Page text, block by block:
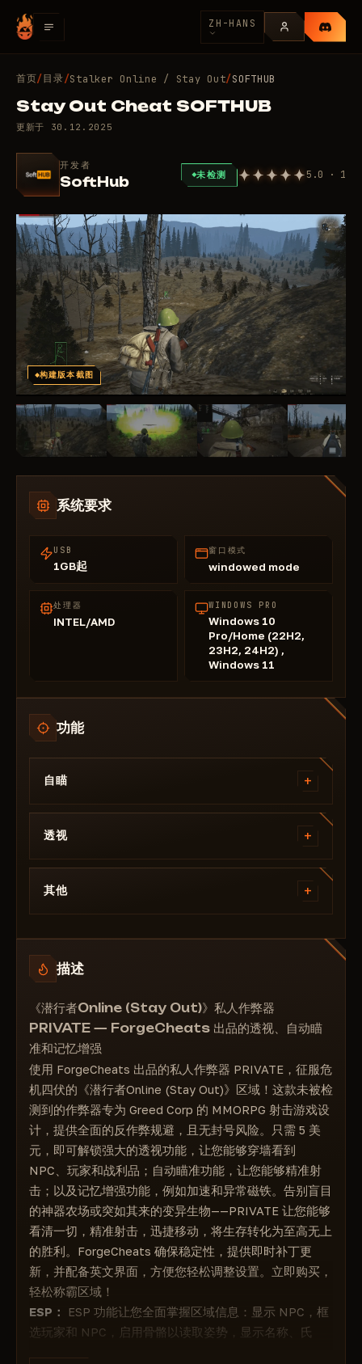
ZH-HANS
首页/目录/Stalker Online / Stay Out/SOFTHUB
Stay Out Cheat SOFTHUB
更新于 30.12.2025
开发者
SoftHub 未检测 5.0 · 1
构建版本截图
系统要求
USB
1GB起
窗口模式
windowed mode
处理器
INTEL/AMD
WINDOWS PRO
Windows 10
Pro/Home (22H2,
23H2, 24H2) ,
Windows 11
功能
自瞄 +
选择瞄准骨骼
选择瞄准按钮
开启魔法子弹并选择一个按钮
启用怪物和动物的瞄准功能
选择瞄准范围
瞄准范围的视觉显示
离
透视 +
显示NPC
圈出玩家和NPC
显示玩家和NPC的骨骼
显示尸体
显示怪物
显示地面上的物品
显示容器
显示水井
显示异常现象
触发器
任务
列表中未包含的其他ESP
其他 +
异常搜索
在异常中显示文物字母
轻松完成蜘蛛侠和遗忘冰原事件
描述
《潜行者Online (Stay Out)》私人作弊器
PRIVATE — ForgeCheats 出品的透视、自动瞄
准和记忆增强
使用 ForgeCheats 出品的私人作弊器 PRIVATE，征服危
机四伏的《潜行者Online (Stay Out)》区域！这款未被检
测到的作弊器专为 Greed Corp 的 MMORPG 射击游戏设
计，提供全面的反作弊规避，且无封号风险。只需 5 美
元，即可解锁强大的透视功能，让您能够穿墙看到
NPC、玩家和战利品；自动瞄准功能，让您能够精准射
击；以及记忆增强功能，例如加速和异常磁铁。告别盲目
的神器农场或突如其来的变异生物——PRIVATE 让您能够
看清一切，精准射击，迅捷移动，将生存转化为至高无上
的胜利。ForgeCheats 确保稳定性，提供即时补丁更
新，并配备英文界面，方便您轻松调整设置。立即购买，
轻松称霸区域！
ESP：
ESP 功能让您全面掌握区域信息：显示 NPC，框
选玩家和 NPC，启用骨骼以读取姿势，显示名称、氏